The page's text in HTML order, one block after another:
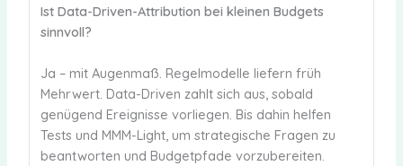
Ist Data-Driven-Attribution bei kleinen Budgets
sinnvoll?
Ja – mit Augenmaß. Regelmodelle liefern früh
Mehrwert. Data-Driven zahlt sich aus, sobald
genügend Ereignisse vorliegen. Bis dahin helfen
Tests und MMM-Light, um strategische Fragen zu
beantworten und Budgetpfade vorzubereiten.